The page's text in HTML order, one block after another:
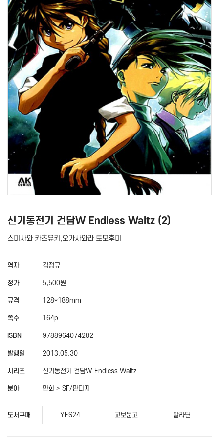
신기동전기 건담W Endless Waltz (2)
스미사와 카츠유키,오가사와라 토모후미
역자 김정규
정가 5,500원
규격 128*188mm
쪽수 164p
ISBN 9788964074282
발행일 2013.05.30
시리즈 신기동전기 건담W Endless Waltz
분야 만화 > SF/판타지
도서구매 YES24 교보문고 알라딘